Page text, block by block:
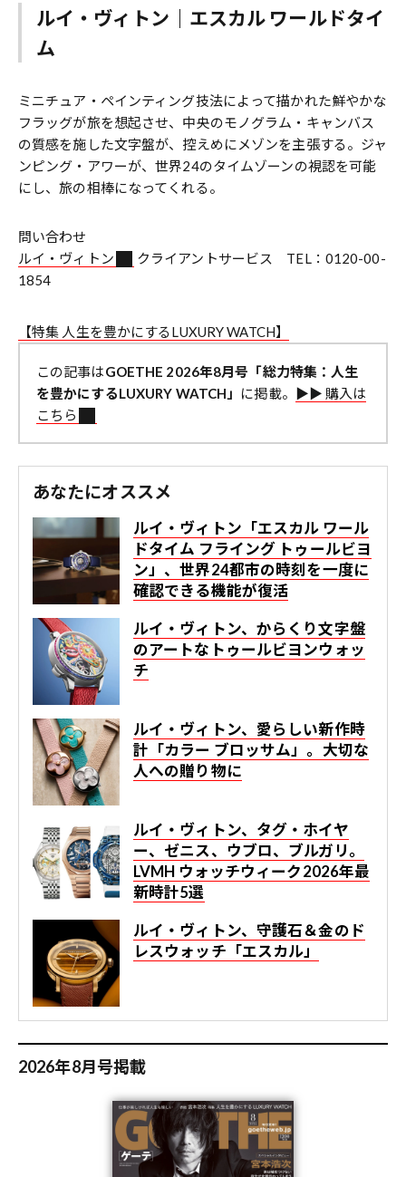
ルイ・ヴィトン｜エスカル ワールドタイ
ム
ミニチュア・ペインティング技法によって描かれた鮮やかな
フラッグが旅を想起させ、中央のモノグラム・キャンバス
の質感を施した文字盤が、控えめにメゾンを主張する。ジャ
ンピング・アワーが、世界24のタイムゾーンの視認を可能
にし、旅の相棒になってくれる。
問い合わせ
ルイ・ヴィトン
クライアントサービス TEL：0120-00-
1854
【特集 人生を豊かにするLUXURY WATCH】
この記事はGOETHE 2026年8月号「総力特集：人生
を豊かにするLUXURY WATCH」 に掲載。
▶︎▶︎ 購入は
こちら
あなたにオススメ
ルイ・ヴィトン「エスカル ワール
ドタイム フライング トゥールビヨ
ン」、世界24都市の時刻を一度に
確認できる機能が復活
ルイ・ヴィトン、からくり文字盤
のアートなトゥールビヨンウォッ
チ
ルイ・ヴィトン、愛らしい新作時
計「カラー ブロッサム」。大切な
人への贈り物に
ルイ・ヴィトン、タグ・ホイヤ
ー、ゼニス、ウブロ、ブルガリ。
LVMH ウォッチウィーク2026年最
新時計5選
ルイ・ヴィトン、守護石＆金のド
レスウォッチ「エスカル」
2026年8月号掲載